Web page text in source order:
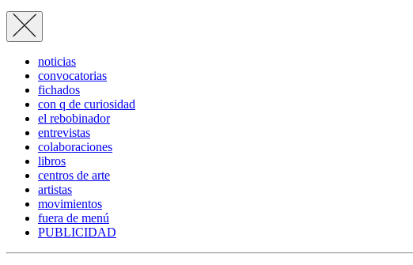
noticias
convocatorias
fichados
con q de curiosidad
el rebobinador
entrevistas
colaboraciones
libros
centros de arte
artistas
movimientos
fuera de menú
PUBLICIDAD